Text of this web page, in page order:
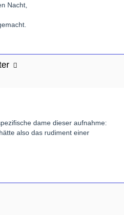
Nacht,
dame dieser aufnahme:
also das rudiment einer